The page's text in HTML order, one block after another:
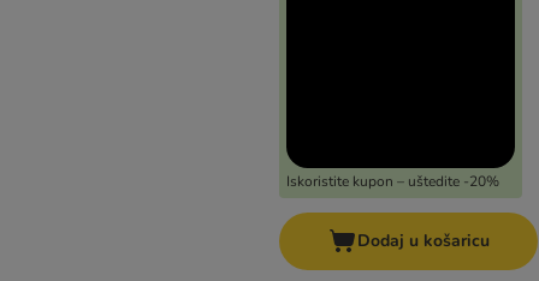
Iskoristite kupon – uštedite -20%
Dodaj u košaricu